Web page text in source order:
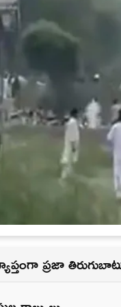
ప్రజా